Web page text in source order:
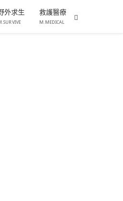
外求生 救護醫療
M.MEDICAL